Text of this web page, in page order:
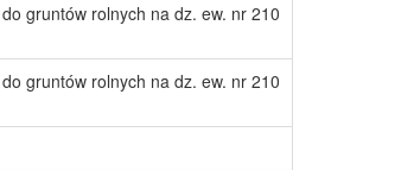
gruntów rolnych na dz. ew. nr 210
gruntów rolnych na dz. ew. nr 210